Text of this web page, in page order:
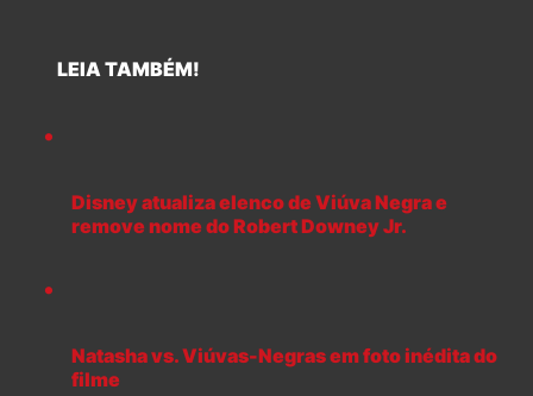
LEIA TAMBÉM!
Disney atualiza elenco de Viúva Negra e
remove nome do Robert Downey Jr.
Natasha vs. Viúvas-Negras em foto inédita do
filme